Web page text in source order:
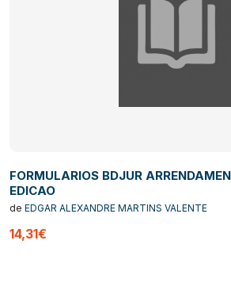
FORMULARIOS BDJUR
EDICAO
de EDGAR ALEXANDRE MARTINS VALENTE
14,31€